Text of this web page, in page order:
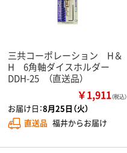
三共コーポレーション H＆
H 6角軸ダイスホルダー
DDH-25 （直送品）
￥1,911（税込）
お届け日：8月25日（火）
直送品 福井からお届け